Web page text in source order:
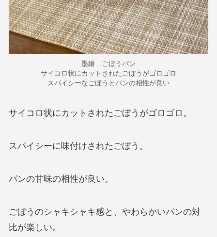
墨繪 ごぼうパン
サイコロ状にカットされたごぼうがゴロゴロ
スパイシーなごぼうとパンの相性が良い
サイコロ状にカットされたごぼうがゴロゴロ。
スパイシーに味付けされたごぼう。
パンの甘味の相性が良い。
ごぼうのシャキシャキ感と、やわらかいパンの対
比が楽しい。